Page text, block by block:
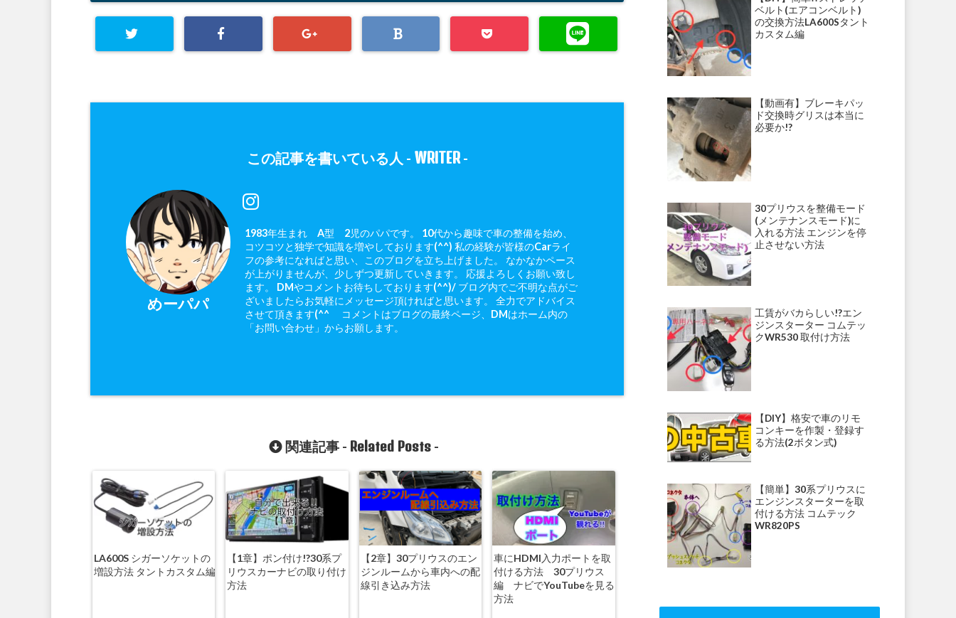
この記事を書いている人 - WRITER-
めーパパ
1983年生まれ A型 2児のパパです。 10代から趣味で車の整備を始め、
コツコツと独学で知識を増やしております(^^) 私の経験が皆様のCarライ
フの参考になればと思い、このブログを立ち上げました。 なかなかペース
が上がりませんが、少しずつ更新していきます。 応援よろしくお願い致し
ます。 DMやコメントお待ちしております(^^)/ ブログ内でご不明な点がご
ざいましたらお気軽にメッセージ頂ければと思います。 全力でアドバイス
させて頂きます(^^ゞ コメントはブログの最終ページ、DMはホーム内の
「お問い合わせ」からお願します。
関連記事 - Related Posts-
LA600S シガーソケットの
増設方法 タントカスタム編
【1章】ポン付け!?30系プ
リウスカーナビの取り付け
方法
【2章】30プリウスのエン
ジンルームから車内への配
線引き込み方法
車にHDMI入力ポートを取
付ける方法 30プリウス
編 ナビでYouTubeを見る
方法
ベルト(エアコンベルト)
の交換方法LA600Sタント
カスタム編
【動画有】ブレーキパッ
ド交換時グリスは本当に
必要か!?
30プリウスを整備モード
(メンテナンスモード)に
入れる方法 エンジンを停
止させない方法
工賃がバカらしい!?エン
ジンスターター コムテッ
クWR530 取付け方法
【DIY】格安で車のリモ
コンキーを作製・登録す
る方法(2ボタン式)
【簡単】30系プリウスに
エンジンスターターを取
付ける方法 コムテック
WR820PS